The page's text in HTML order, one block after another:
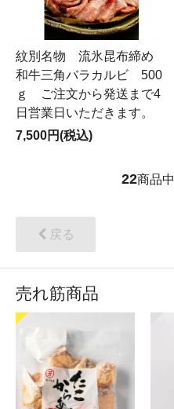
紋別名物 流氷昆布締め
和牛三角バラカルビ 500
ｇ ご注文から発送まで4
日営業日いただきます。
7,500円(税込)
22商品中
戻る
売れ筋商品